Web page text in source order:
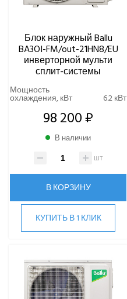
Блок наружный Ballu
BA3OI-FM/out-21HN8/EU
инверторной мульти
сплит-системы
Мощность
охлаждения, кВт 6.2 кВт
98 200 ₽
В наличии
шт
В КОРЗИНУ
КУПИТЬ В 1 КЛИК